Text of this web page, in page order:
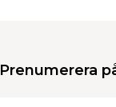
Prenumerera